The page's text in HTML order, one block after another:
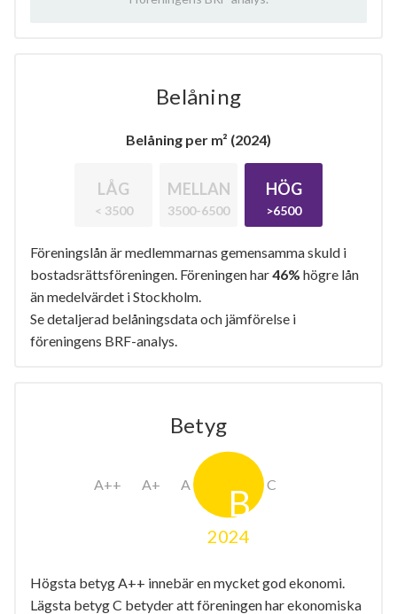
Belåning
Belåning per m² (2024)
LÅG
< 3500
MELLAN
3500-6500
HÖG
>6500
Föreningslån är medlemmarnas gemensamma skuld i
bostadsrättsföreningen. Föreningen har46% högre lån
än medelvärdet i Stockholm.
Se detaljerad belåningsdata och jämförelse i
föreningens BRF-analys.
Betyg
2024
Högsta betyg A++ innebär en mycket god ekonomi.
Lägsta betyg C betyder att föreningen har ekonomiska